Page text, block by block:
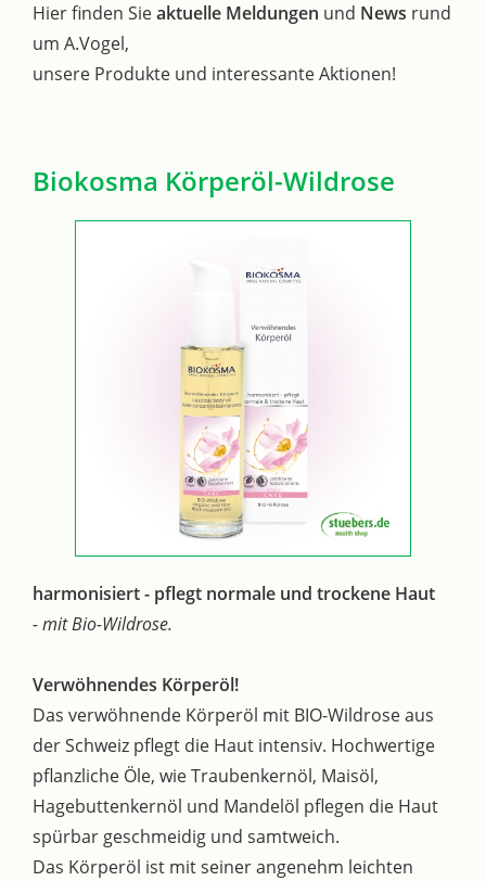
Hier finden Sieaktuelle Meldungen und News rund
um A.Vogel,
unsere Produkte und interessante Aktionen!
Biokosma Körperöl-Wildrose
harmonisiert - pflegt normale und trockene Haut
- mit Bio-Wildrose.
Verwöhnendes Körperöl!
Das verwöhnende Körperöl mit BIO-Wildrose aus
der Schweiz pflegt die Haut intensiv. Hochwertige
pflanzliche Öle, wie Traubenkernöl, Maisöl,
Hagebuttenkernöl und Mandelöl pflegen die Haut
spürbar geschmeidig und samtweich.
Das Körperöl ist mit seiner angenehm leichten